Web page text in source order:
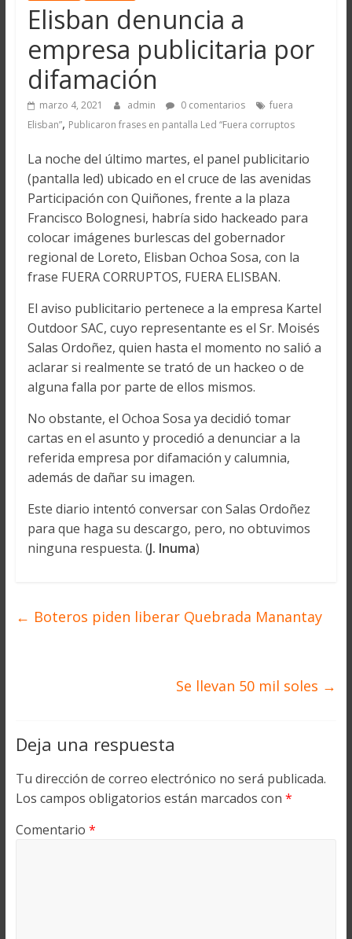
Elisban denuncia a
empresa publicitaria por
difamación
marzo 4, 2021 admin 0 comentarios
fuera
Elisban”, Publicaron frases en pantalla Led “Fuera corruptos
La noche del último martes, el panel publicitario
(pantalla led) ubicado en el cruce de las avenidas
Participación con Quiñones, frente a la plaza
Francisco Bolognesi, habría sido hackeado para
colocar imágenes burlescas del gobernador
regional de Loreto, Elisban Ochoa Sosa, con la
frase FUERA CORRUPTOS, FUERA ELISBAN.
El aviso publicitario pertenece a la empresa Kartel
Outdoor SAC, cuyo representante es el Sr. Moisés
Salas Ordoñez, quien hasta el momento no salió a
aclarar si realmente se trató de un hackeo o de
alguna falla por parte de ellos mismos.
No obstante, el Ochoa Sosa ya decidió tomar
cartas en el asunto y procedió a denunciar a la
referida empresa por difamación y calumnia,
además de dañar su imagen.
Este diario intentó conversar con Salas Ordoñez
para que haga su descargo, pero, no obtuvimos
ninguna respuesta. (J. Inuma)
← Boteros piden liberar Quebrada Manantay
Se llevan 50 mil soles →
Deja una respuesta
Tu dirección de correo electrónico no será publicada.
Los campos obligatorios están marcados con *
Comentario *